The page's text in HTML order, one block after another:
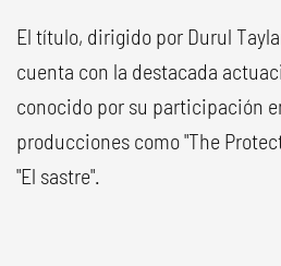
El título, dirigido por Durul
cuenta con la destacada
conocido por su participación
producciones como "The
"El sastre".